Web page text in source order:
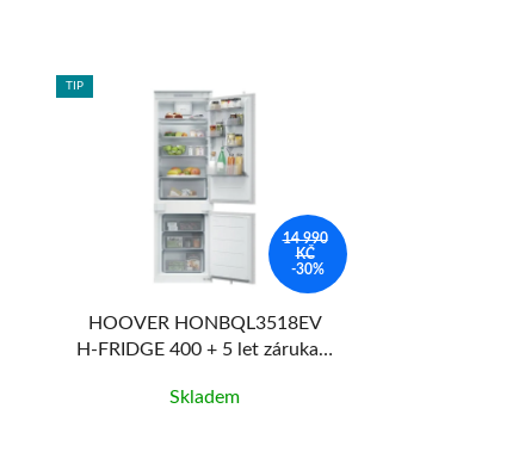
TIP
14 990
KČ
-30%
HOOVER HONBQL3518EV
H-FRIDGE 400 + 5 let záruka +
registraci
Skladem